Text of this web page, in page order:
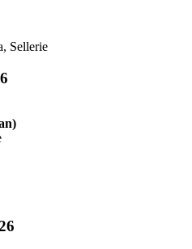
Sellerie